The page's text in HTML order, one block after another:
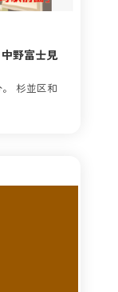
野富士見
杉並区和